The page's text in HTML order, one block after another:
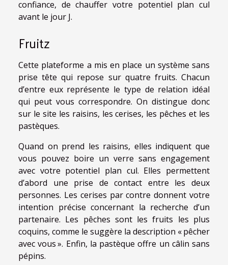
confiance, de chauffer votre potentiel plan cul
avant le jour J.
Fruitz
Cette plateforme a mis en place un système sans
prise tête qui repose sur quatre fruits. Chacun
d’entre eux représente le type de relation idéal
qui peut vous correspondre. On distingue donc
sur le site les raisins, les cerises, les pêches et les
pastèques.
Quand on prend les raisins, elles indiquent que
vous pouvez boire un verre sans engagement
avec votre potentiel plan cul. Elles permettent
d’abord une prise de contact entre les deux
personnes. Les cerises par contre donnent votre
intention précise concernant la recherche d’un
partenaire. Les pêches sont les fruits les plus
coquins, comme le suggère la description « pêcher
avec vous ». Enfin, la pastèque offre un câlin sans
pépins.